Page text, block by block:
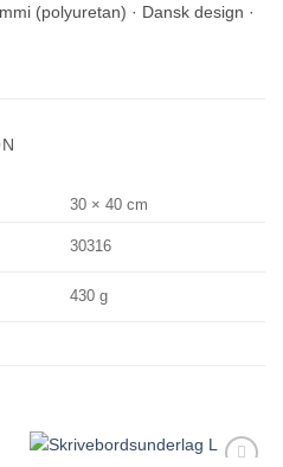
(polyuretan) · Dansk design ·
30 × 40 cm
30316
430 g